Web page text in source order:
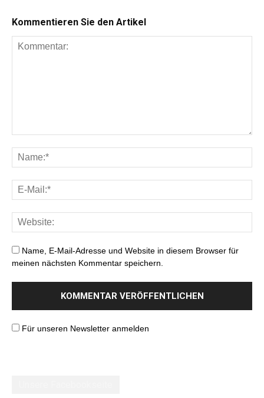
Kommentieren Sie den Artikel
Name, E-Mail-Adresse und Website in diesem Browser für
meinen nächsten Kommentar speichern.
Für unseren Newsletter anmelden